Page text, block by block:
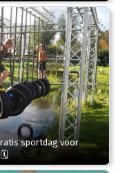
sportdag voor
🗓